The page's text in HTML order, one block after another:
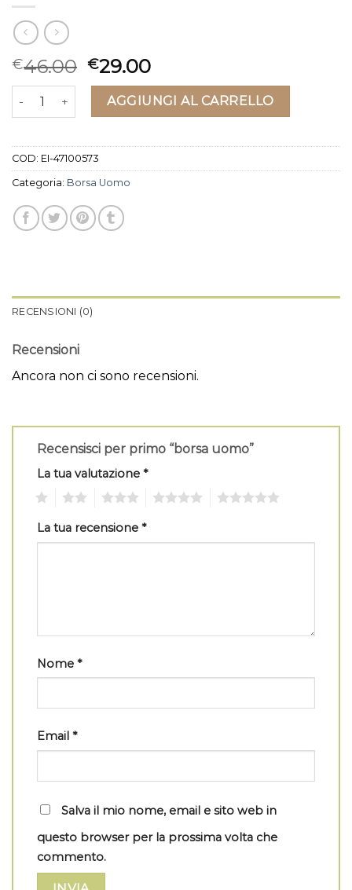
€46.00 €29.00
borsa uomo quantitàAGGIUNGI AL CARRELLO
COD: EI-47100573
Categoria: Borsa Uomo
RECENSIONI (0)
Recensioni
Ancora non ci sono recensioni.
Recensisci per primo “borsa uomo”
La tua valutazione *
La tua recensione *
Nome *
Email *
Salva il mio nome, email e sito web in
questo browser per la prossima volta che
commento.